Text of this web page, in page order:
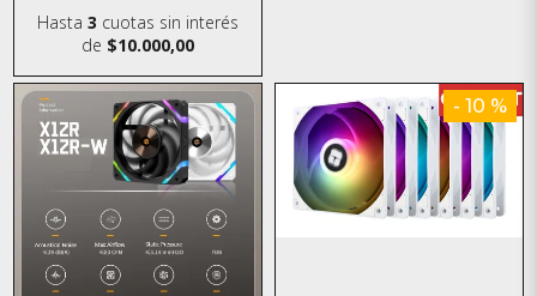
Hasta3 cuotas sin interés
de $10.000,00
- 10 %